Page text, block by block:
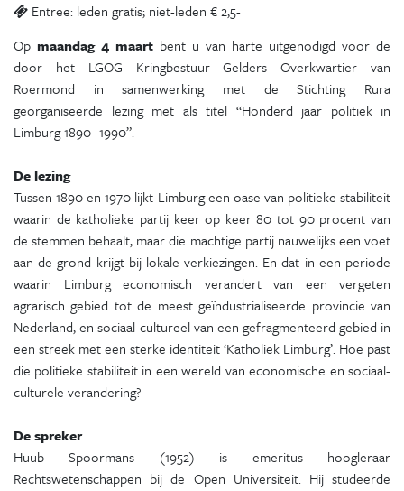
Entree: leden gratis; niet-leden € 2,5-
Op maandag 4 maart bent u van harte uitgenodigd voor de
door het LGOG Kringbestuur Gelders Overkwartier van
Roermond in samenwerking met de Stichting Rura
georganiseerde lezing met als titel “Honderd jaar politiek in
Limburg 1890 -1990”.
De lezing
Tussen 1890 en 1970 lijkt Limburg een oase van politieke stabiliteit
waarin de katholieke partij keer op keer 80 tot 90 procent van
de stemmen behaalt, maar die machtige partij nauwelijks een voet
aan de grond krijgt bij lokale verkiezingen. En dat in een periode
waarin Limburg economisch verandert van een vergeten
agrarisch gebied tot de meest geïndustrialiseerde provincie van
Nederland, en sociaal-cultureel van een gefragmenteerd gebied in
een streek met een sterke identiteit ‘Katholiek Limburg’. Hoe past
die politieke stabiliteit in een wereld van economische en sociaal-
culturele verandering?
De spreker
Huub Spoormans (1952) is emeritus hoogleraar
Rechtswetenschappen bij de Open Universiteit. Hij studeerde